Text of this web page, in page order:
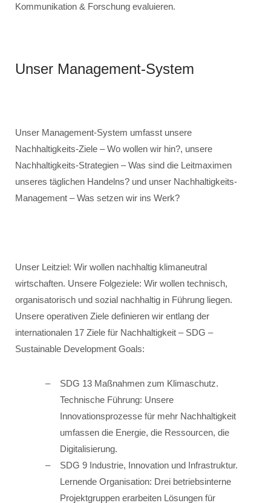
Kommunikation & Forschung evaluieren.
Unser Management-System
Unser Management-System umfasst unsere
Nachhaltigkeits-Ziele – Wo wollen wir hin?, unsere
Nachhaltigkeits-Strategien – Was sind die Leitmaximen
unseres täglichen Handelns? und unser Nachhaltigkeits-
Management – Was setzen wir ins Werk?
Unser Leitziel: Wir wollen nachhaltig klimaneutral
wirtschaften. Unsere Folgeziele: Wir wollen technisch,
organisatorisch und sozial nachhaltig in Führung liegen.
Unsere operativen Ziele definieren wir entlang der
internationalen 17 Ziele für Nachhaltigkeit – SDG –
Sustainable Development Goals:
SDG 13 Maßnahmen zum Klimaschutz.
Technische Führung: Unsere
Innovationsprozesse für mehr Nachhaltigkeit
umfassen die Energie, die Ressourcen, die
Digitalisierung.
SDG 9 Industrie, Innovation und Infrastruktur.
Lernende Organisation: Drei betriebsinterne
Projektgruppen erarbeiten Lösungen für